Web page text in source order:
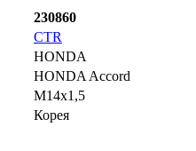
230860
CTR
HONDA
HONDA Accord
M14x1,5
Корея